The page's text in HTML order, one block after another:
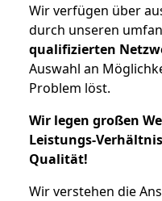
Wir verfügen über
durch unseren
qualifizierten
Auswahl an
Problem löst.
Wir legen großen
Leistungs-
Qualität!
Wir verstehen die